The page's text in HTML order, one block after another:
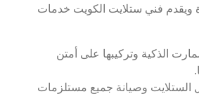
فني ستلايت الكويت خدمات
الذكية وتركيبها على أمتن
وصيانة جميع مستلزمات